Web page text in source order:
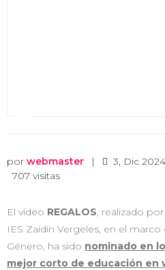
por webmaster | 3, Dic 2024
707 visitas
El vídeo REGALOS , realizado
IES Zaidín Vergeles, en el
Género, ha sido nominado en
mejor corto de educación en